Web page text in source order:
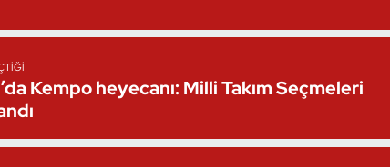
Kempo heyecanı: Milli Takım Seçmeleri